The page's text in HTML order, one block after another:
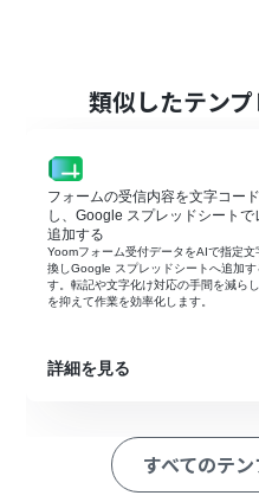
手作業によるデータの
正確性を維持することに
■フローボットの流れ
はじめに、Dropboxと
と連携します。
トリガーでDropboxの
作成または更新された
ンを設定し、トリガーで
設定し、ダウンロード
出します。
さらに、「繰り返し処
類似したテンプ
フォームの受信内容を文字コー
し、Google スプレッドシートで
追加する
Yoomフォーム受付データをAIで指定文
換しGoogle スプレッドシートへ追加
す。転記や文字化け対応の手間を減ら
を抑えて作業を効率化します。
詳細を見る
すべてのテ